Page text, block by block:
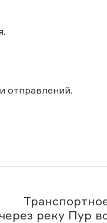
отправлений.
через реку Пур